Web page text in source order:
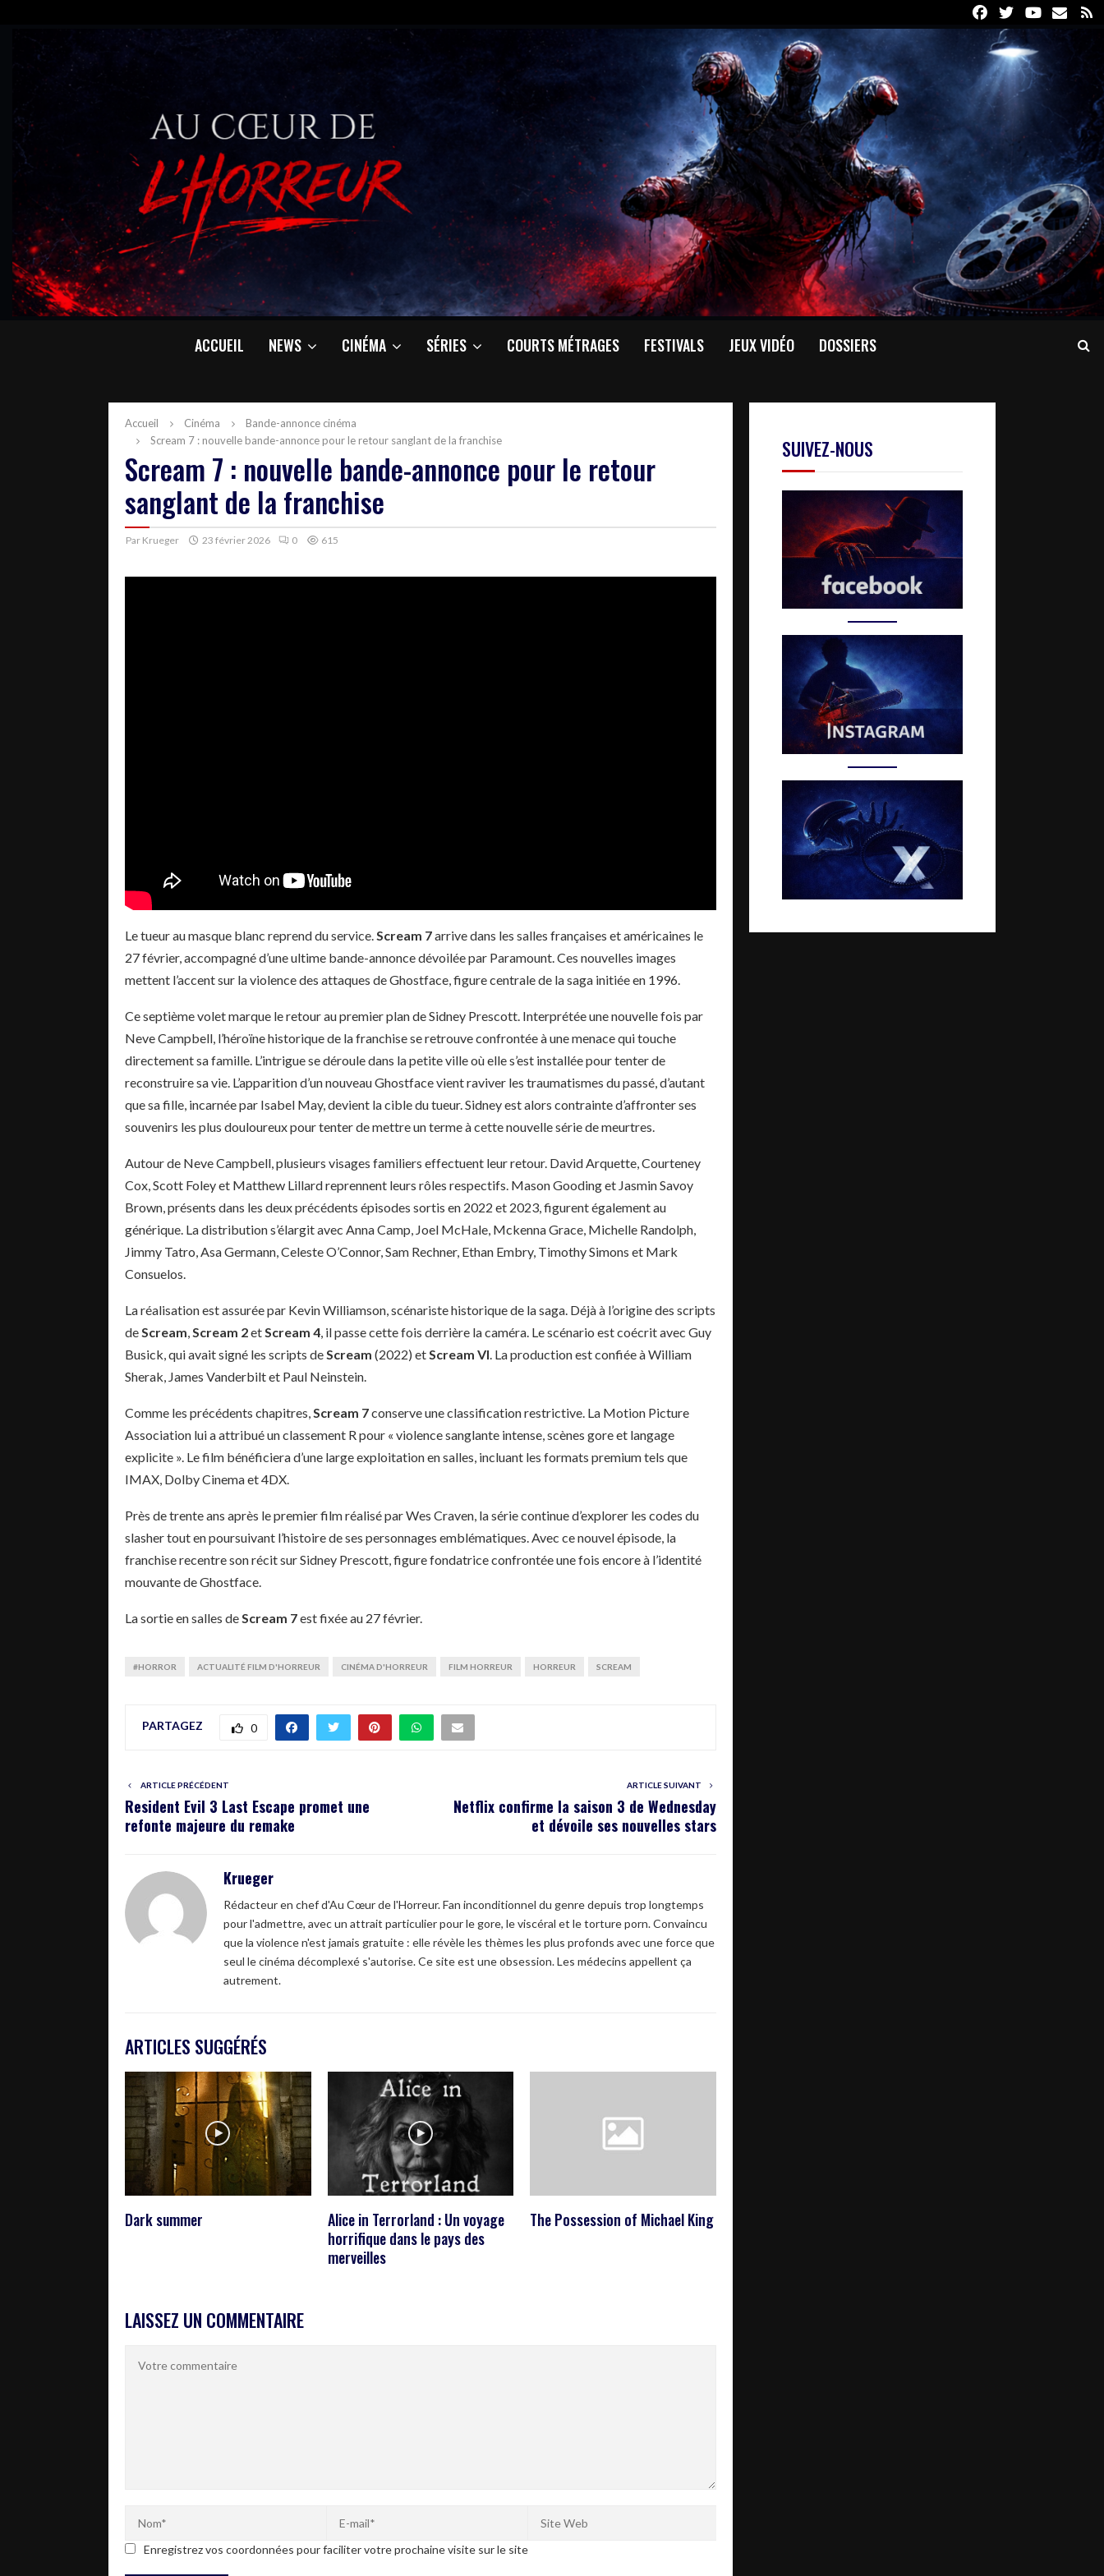
FacebookTwitterYoutube
Email
ACCUEIL NEWS CINÉMA SÉRIES COURTS MÉTRAGES FESTIVALS JEUX VIDÉO DOSSIERS
Accueil Cinéma
Bande-annonce cinéma
Scream 7 : nouvelle bande-annonce pour le retour sanglant de la franchise
Scream 7 : nouvelle bande-annonce pour le retour
sanglant de la franchise
Par Krueger 23 février 2026 0 615
Le tueur au masque blanc reprend du service. Scream 7arrive dans les salles françaises et américaines le
27 février, accompagné d’une ultime bande-annonce dévoilée par Paramount. Ces nouvelles images
mettent l’accent sur la violence des attaques de Ghostface, figure centrale de la saga initiée en 1996.
Ce septième volet marque le retour au premier plan de Sidney Prescott. Interprétée une nouvelle fois par
Neve Campbell, l’héroïne historique de la franchise se retrouve confrontée à une menace qui touche
directement sa famille. L’intrigue se déroule dans la petite ville où elle s’est installée pour tenter de
reconstruire sa vie. L’apparition d’un nouveau Ghostface vient raviver les traumatismes du passé, d’autant
que sa fille, incarnée par Isabel May, devient la cible du tueur. Sidney est alors contrainte d’affronter ses
souvenirs les plus douloureux pour tenter de mettre un terme à cette nouvelle série de meurtres.
Autour de Neve Campbell, plusieurs visages familiers effectuent leur retour. David Arquette, Courteney
Cox, Scott Foley et Matthew Lillard reprennent leurs rôles respectifs. Mason Gooding et Jasmin Savoy
Brown, présents dans les deux précédents épisodes sortis en 2022 et 2023, figurent également au
générique. La distribution s’élargit avec Anna Camp, Joel McHale, Mckenna Grace, Michelle Randolph,
Jimmy Tatro, Asa Germann, Celeste O’Connor, Sam Rechner, Ethan Embry, Timothy Simons et Mark
Consuelos.
La réalisation est assurée par Kevin Williamson, scénariste historique de la saga. Déjà à l’origine des scripts
de Scream Scream 2et Scream 4 , il passe cette fois derrière la caméra. Le scénario est coécrit avec Guy
Busick, qui avait signé les scripts de Scream (2022) et Scream VI . La production est confiée à William
Sherak, James Vanderbilt et Paul Neinstein.
Comme les précédents chapitres, Scream 7conserve une classification restrictive. La Motion Picture
Association lui a attribué un classement R pour « violence sanglante intense, scènes gore et langage
explicite ». Le film bénéficiera d’une large exploitation en salles, incluant les formats premium tels que
IMAX, Dolby Cinema et 4DX.
Près de trente ans après le premier film réalisé par Wes Craven, la série continue d’explorer les codes du
slasher tout en poursuivant l’histoire de ses personnages emblématiques. Avec ce nouvel épisode, la
franchise recentre son récit sur Sidney Prescott, figure fondatrice confrontée une fois encore à l’identité
mouvante de Ghostface.
La sortie en salles de Scream 7est fixée au 27 février.
#HORROR ACTUALITÉ FILM D'HORREUR CINÉMA D'HORREUR FILM HORREUR HORREUR SCREAM
PARTAGEZ 0
ARTICLE PRÉCÉDENT
Resident Evil 3 Last Escape promet une
refonte majeure du remake
ARTICLE SUIVANT
Netflix confirme la saison 3 de Wednesday
et dévoile ses nouvelles stars
Krueger
Rédacteur en chef d'Au Cœur de l'Horreur. Fan inconditionnel du genre depuis trop longtemps
pour l'admettre, avec un attrait particulier pour le gore, le viscéral et le torture porn. Convaincu
que la violence n'est jamais gratuite : elle révèle les thèmes les plus profonds avec une force que
seul le cinéma décomplexé s'autorise. Ce site est une obsession. Les médecins appellent ça
autrement.
ARTICLES SUGGÉRÉS
Dark summer
Alice in Terrorland : Un voyage
horrifique dans le pays des
merveilles
The Possession of Michael King
LAISSEZ UN COMMENTAIRE
Enregistrez vos coordonnées pour faciliter votre prochaine visite sur le site
SUIVEZ-NOUS